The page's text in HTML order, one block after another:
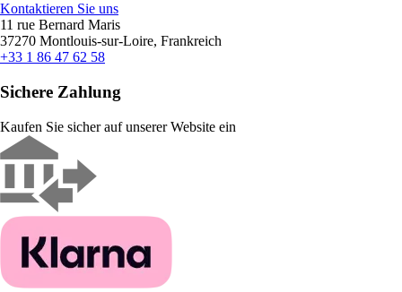
Kontaktieren Sie uns
11 rue Bernard Maris
37270 Montlouis-sur-Loire, Frankreich
+33 1 86 47 62 58
Sichere Zahlung
Kaufen Sie sicher auf unserer Website ein